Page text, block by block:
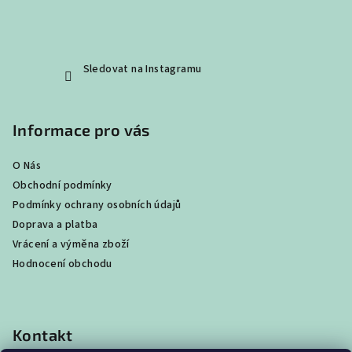
Sledovat na Instagramu
Informace pro vás
O Nás
Obchodní podmínky
Podmínky ochrany osobních údajů
Doprava a platba
Vrácení a výměna zboží
Hodnocení obchodu
Kontakt